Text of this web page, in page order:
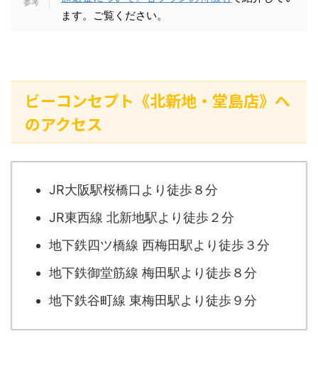
ます。ご覧ください。
ビーコンセプト《北新地・堂島店》へ
のアクセス
JR大阪駅桜橋口より徒歩８分
JR東西線 北新地駅より徒歩２分
地下鉄四ツ橋線 西梅田駅より徒歩３分
地下鉄御堂筋線 梅田駅より徒歩８分
地下鉄谷町線 東梅田駅より徒歩９分